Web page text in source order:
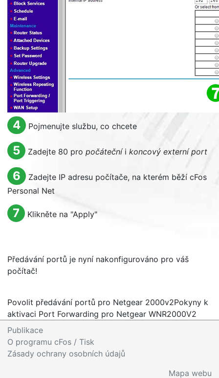
4 Pojmenujte službu, co chcete
5 Zadejte 80 pro počátečníi koncový externí port
6
Zadejte IP adresu počítače, na kterém běží cFos
Personal Net
7 Klikněte na "Apply"
Předávání portů je nyní nakonfigurováno pro váš
počítač!
Povolit předávání portů pro Netgear 2000v2Pokyny k
aktivaci Port Forwarding pro Netgear WNR2000V2
Publikace
O programu cFos / Tisk
Zásady ochrany osobních údajů
Mapa webu